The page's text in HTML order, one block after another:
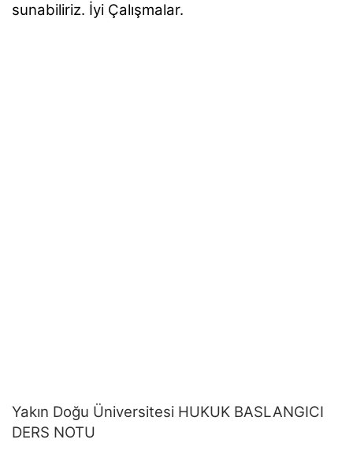
sunabiliriz. İyi Çalışmalar.
Yakın Doğu Üniversitesi HUKUK BASLANGICI
DERS NOTU